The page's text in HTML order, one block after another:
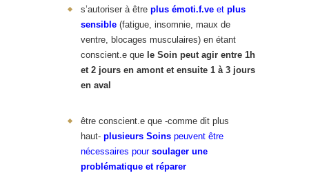
s’autoriser à être plus émoti.f.ve et plus
sensible (fatigue, insomnie, maux de
ventre, blocages musculaires) en étant
conscient.e que le Soin peut agir entre 1h
et 2 jours en amont et ensuite 1 à 3 jours
en aval
être conscient.e que -comme dit plus
haut- plusieurs Soins peuvent être
nécessaires poursoulager une
problématique et réparer